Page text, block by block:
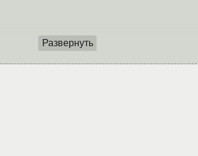
Развернуть